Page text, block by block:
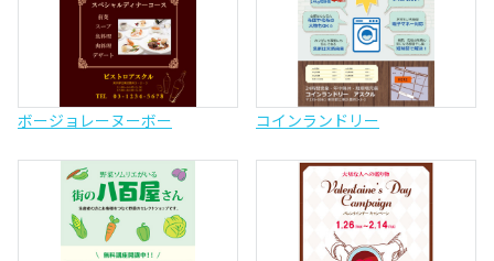
ボージョレーヌーボー コインランドリー